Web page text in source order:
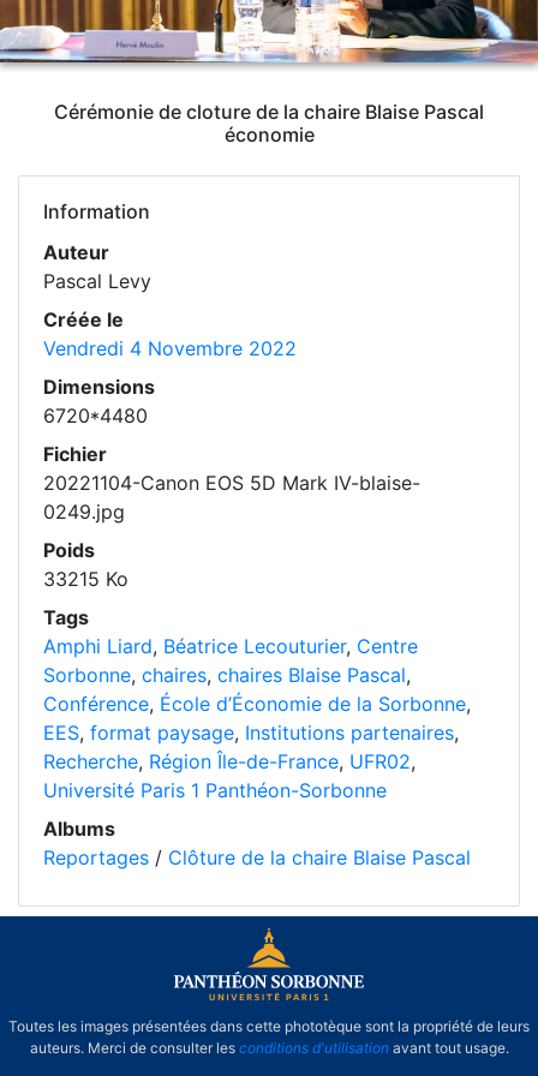
Cérémonie de cloture de la chaire Blaise Pascal
économie
Information
Auteur
Pascal Levy
Créée le
Vendredi 4 Novembre 2022
Dimensions
6720*4480
Fichier
20221104-Canon EOS 5D Mark IV-blaise-
0249.jpg
Poids
33215 Ko
Tags
Amphi Liard, Béatrice Lecouturier, Centre
Sorbonne, chaires, chaires Blaise Pascal,
Conférence, École d’Économie de la Sorbonne,
EES, format paysage, Institutions partenaires,
Recherche, Région Île-de-France, UFR02,
Université Paris 1 Panthéon-Sorbonne
Albums
Reportages / Clôture de la chaire Blaise Pascal
Toutes les images présentées dans cette phototèque sont la propriété de leurs
auteurs. Merci de consulter les conditions d'utilisationavant tout usage.